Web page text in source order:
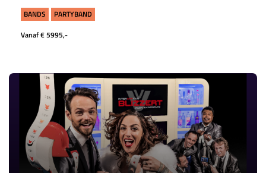
BANDS
PARTYBAND
Vanaf € 5995,-